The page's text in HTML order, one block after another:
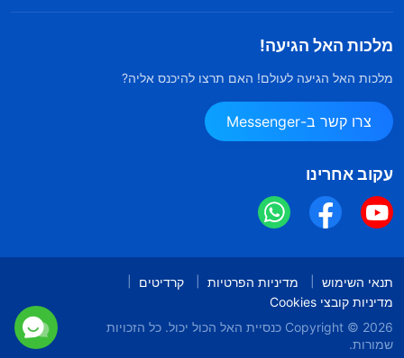
מלכות האל הגיעה!
מלכות האל הגיעה לעולם! האם תרצו להיכנס אליה?
צרו קשר ב-Messenger
עקוב אחרינו
תנאי השימוש מדיניות הפרטיות
קרדיטים
מדיניות קובצי Cookies
Copyright © 2026 כנסיית האל הכול יכול. כל הזכויות
שמורות.